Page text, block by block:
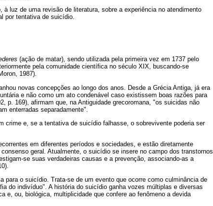
luz de uma revisão de literatura, sobre a experiência no atendimento
por tentativa de suicídio.
(ação de matar), sendo utilizada pela primeira vez em 1737 pelo
pela comunidade científica no século XIX, buscando-se
1987).
novas concepções ao longo dos anos. Desde a Grécia Antiga, já era
e não como um ato condenável caso existissem boas razões para
p. 169), afirmam que, na Antiguidade grecoromana, "os suicidas não
enterradas separadamente".
crime e, se a tentativa de suicídio falhasse, o sobrevivente poderia ser
em diferentes períodos e sociedades, e estão diretamente
geral. Atualmente, o suicídio se insere no campo dos transtornos
se suas verdadeiras causas e a prevenção, associando-as a
para o suicídio. Trata-se de um evento que ocorre como culminância de
do indivíduo". A história do suicídio ganha vozes múltiplas e diversas
e, ou, biológica, multiplicidade que confere ao fenômeno a devida